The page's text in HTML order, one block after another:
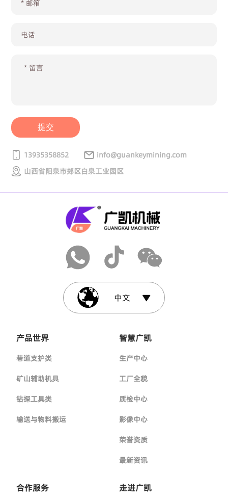
提交
13935358852
info@guankeymining.com
山西省阳泉市郊区白泉工业园区
中文
产品世界
巷道支护类
矿山辅助机具
钻探工具类
输送与物料搬运
智慧广凯
生产中心
工厂全貌
质检中心
影像中心
荣誉资质
最新资讯
合作服务 走进广凯